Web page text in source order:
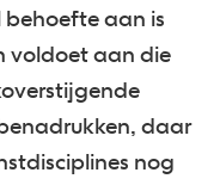
aan is
voldoet aan die
daar
nog